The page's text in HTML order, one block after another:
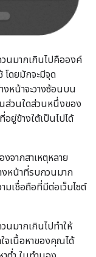
นมากเกินไปคือองค์
โดยมักจะมีจุด
งหน้าจะวางซ้อนบน
ส่วนใดส่วนหนึ่งของ
ยู่ข้างใต้เป็นไปได้
จากสาเหตุหลาย
งหน้าที่รบกวนมาก
มเชื่อถือที่มีต่อเว็บไซต์
นมากเกินไปทำให้
จเนื้อหาของคุณได้